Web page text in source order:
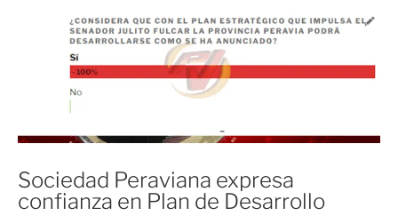
Sociedad Peraviana expresa
confianza en Plan de Desarrollo